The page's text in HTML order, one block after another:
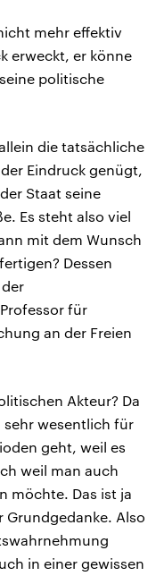
mehr effektiv
erweckt, er könne
politische
die tatsächliche
Eindruck genügt,
Staat seine
Es steht also viel
mit dem Wunsch
Dessen
für
an der Freien
Akteur? Da
wesentlich für
geht, weil es
weil man auch
möchte. Das ist ja
Grundgedanke. Also
in einer gewissen